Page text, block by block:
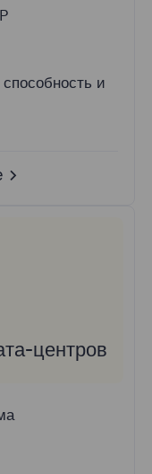
способность и
центров